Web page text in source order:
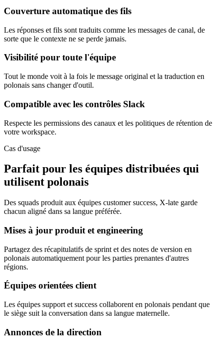
Couverture automatique des fils
Les réponses et fils sont traduits comme les messages de canal, de
sorte que le contexte ne se perde jamais.
Visibilité pour toute l'équipe
Tout le monde voit à la fois le message original et la traduction en
polonais sans changer d'outil.
Compatible avec les contrôles Slack
Respecte les permissions des canaux et les politiques de rétention de
votre workspace.
Cas d'usage
Parfait pour les équipes distribuées qui
utilisent polonais
Des squads produit aux équipes customer success, X-late garde
chacun aligné dans sa langue préférée.
Mises à jour produit et engineering
Partagez des récapitulatifs de sprint et des notes de version en
polonais automatiquement pour les parties prenantes d'autres
régions.
Équipes orientées client
Les équipes support et success collaborent en polonais pendant que
le siège suit la conversation dans sa langue maternelle.
Annonces de la direction